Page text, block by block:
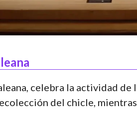
celebra la actividad
del chicle,